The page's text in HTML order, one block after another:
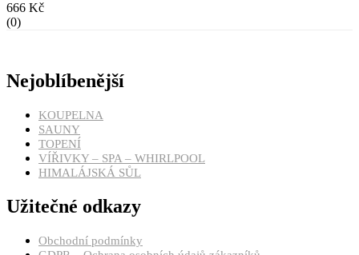
666 Kč
(0)
Nejoblíbenější
KOUPELNA
SAUNY
TOPENÍ
VÍŘIVKY – SPA – WHIRLPOOL
HIMALÁJSKÁ SŮL
Užitečné odkazy
Obchodní podmínky